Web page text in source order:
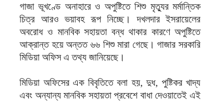
গাজা ভূখণ্ডে অনাহারে ও অপুষ্টিতে শিশু মৃত্যুর মর্মান্তিক
চিত্র আরও ভয়াবহ রূপ নিচ্ছে। দখলদার ইসরায়েলের
অবরোধ ও মানবিক সহায়তা বন্ধ থাকার কারণে অপুষ্টিতে
আক্রান্ত হয়ে অন্তত ৬৬ শিশু মারা গেছে। গাজার সরকারি
মিডিয়া অফিস এ তথ্য জানিয়েছে।
মিডিয়া অফিসের এক বিবৃতিতে বলা হয়, দুধ, পুষ্টিকর খাদ্য
এবং অন্যান্য মানবিক সহায়তা প্রবেশে বাধা দেওয়াতেই এই